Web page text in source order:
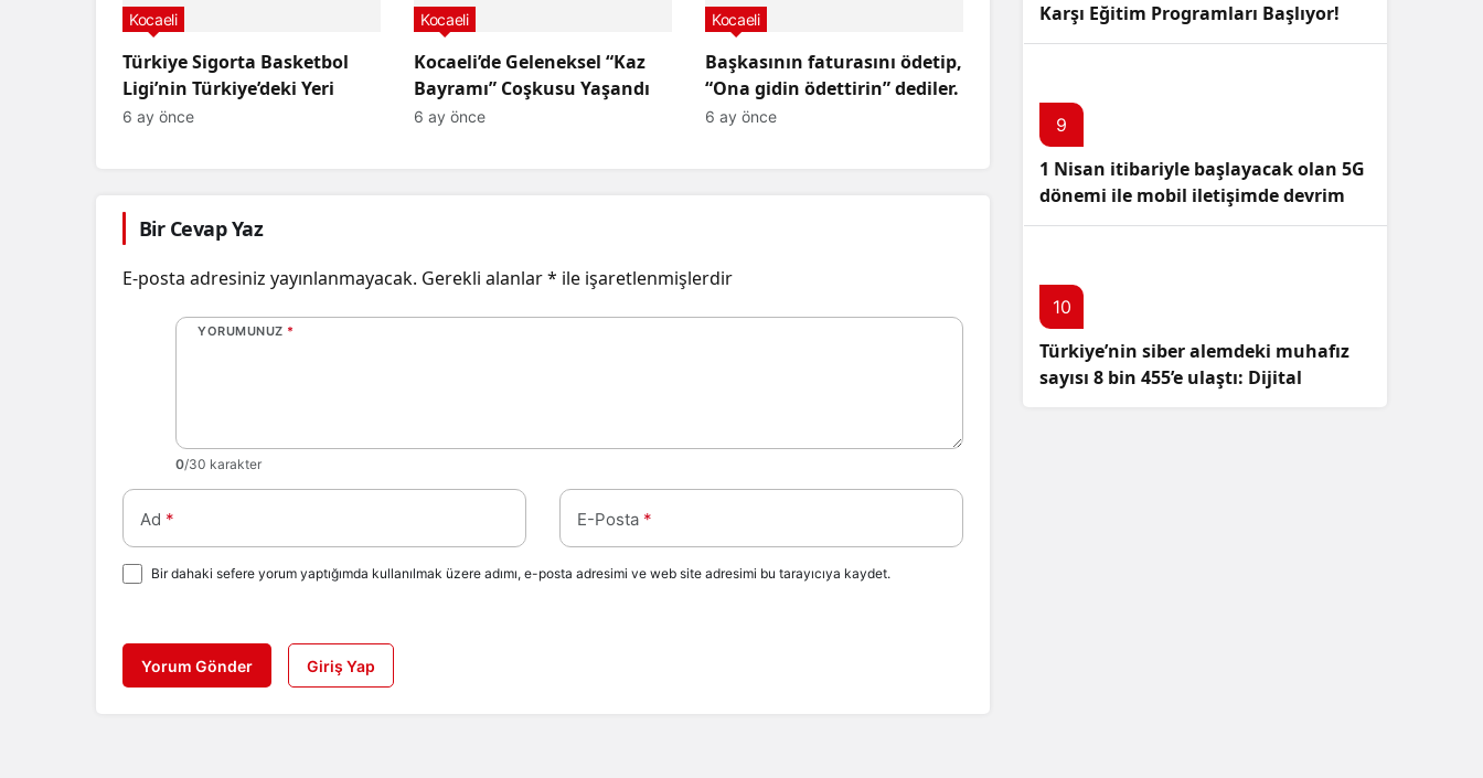
Türkiye Sigorta Basketbol
Ligi’nin Türkiye’deki Yeri
Kocaeli
6 ay önce
Kocaeli’de Geleneksel “Kaz
Bayramı” Coşkusu Yaşandı
Kocaeli
6 ay önce
Başkasının faturasını ödetip,
“Ona gidin ödettirin” dediler.
Kocaeli
6 ay önce
Bir Cevap Yaz
E-posta adresiniz yayınlanmayacak. Gerekli alanlar* ile işaretlenmişlerdir
YORUMUNUZ *
0/30 karakter
Ad * E-Posta *
Bir dahaki sefere yorum yaptığımda kullanılmak üzere adımı, e-posta adresimi ve web site adresimi bu tarayıcıya kaydet.
Yorum Gönder Giriş Yap
Karşı Eğitim Programları Başlıyor!
9
1 Nisan itibariyle başlayacak olan 5G
dönemi ile mobil iletişimde devrim
başlıyor!
10
Türkiye’nin siber alemdeki muhafız
sayısı 8 bin 455’e ulaştı: Dijital